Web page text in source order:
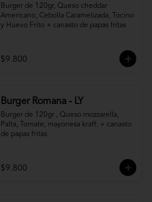
Burger de 120gr, Queso cheddar
Americano, Cebolla Caramelizada, Tocino
y Huevo Frito + canasto de papas fritas
$9.800
Burger Romana - LY
Burger de 120gr , Queso mozzarella,
Palta, Tomate, mayonesa kraff. + canasto
de papas fritas
$9.800